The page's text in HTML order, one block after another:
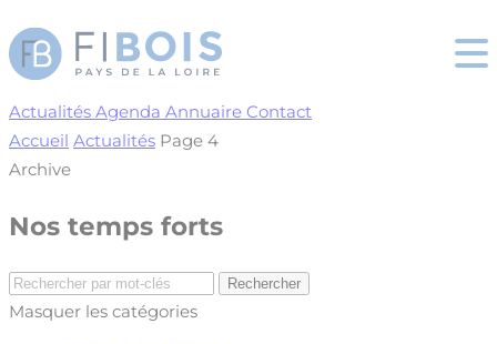
Actualités Agenda Annuaire Contact
Accueil Actualités Page 4
Archive
Nos temps forts
Masquer les catégories